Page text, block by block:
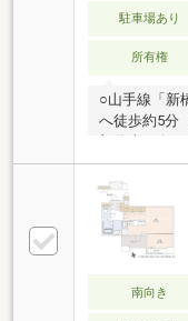
駐車場あり
所有権
○山手線「新
へ徒歩約5分
部分南西向
設備一新・
ニットバス
機能付き）
グ、クロス
ニング 等○
ットで完結
見学いただ
南向き